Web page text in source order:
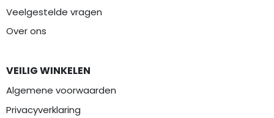
Veelgestelde vragen
Over ons
VEILIG WINKELEN
Algemene voorwaarden
Privacyverklaring